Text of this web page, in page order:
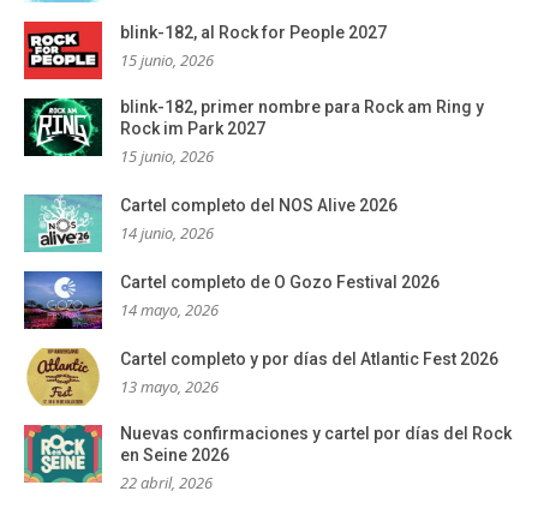
blink-182, al Rock for People 2027
15 junio, 2026
blink-182, primer nombre para Rock am Ring y
Rock im Park 2027
15 junio, 2026
Cartel completo del NOS Alive 2026
14 junio, 2026
Cartel completo de O Gozo Festival 2026
14 mayo, 2026
Cartel completo y por días del Atlantic Fest 2026
13 mayo, 2026
Nuevas confirmaciones y cartel por días del Rock
en Seine 2026
22 abril, 2026